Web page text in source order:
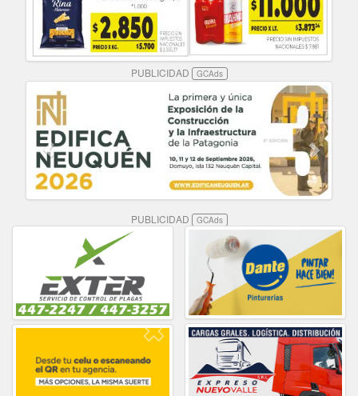
PUBLICIDAD GCAds
PUBLICIDAD GCAds